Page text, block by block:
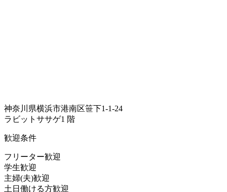
神奈川県横浜市港南区笹下1-1-24
ラビットササゲ1 階
歓迎条件
フリーター歓迎
学生歓迎
主婦(夫)歓迎
土日働ける方歓迎